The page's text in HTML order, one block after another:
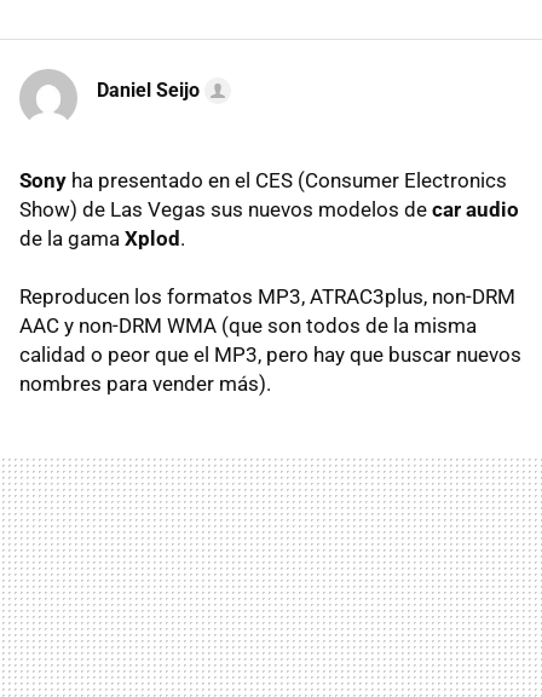
Daniel Seijo
Sony ha presentado en el CES (Consumer Electronics
Show) de Las Vegas sus nuevos modelos de car audio
de la gama Xplod .
Reproducen los formatos MP3, ATRAC3plus, non-DRM
AAC y non-DRM WMA (que son todos de la misma
calidad o peor que el MP3, pero hay que buscar nuevos
nombres para vender más).